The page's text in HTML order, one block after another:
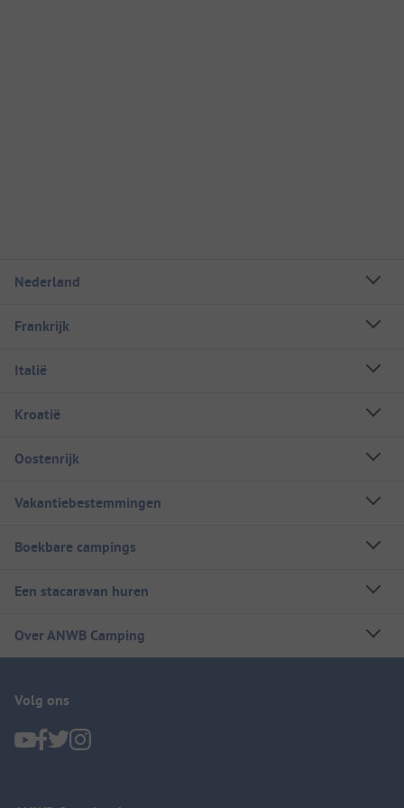
Nederland
Frankrijk
Italië
Kroatië
Oostenrijk
Vakantiebestemmingen
Boekbare campings
Een stacaravan huren
Over ANWB Camping
Volg ons